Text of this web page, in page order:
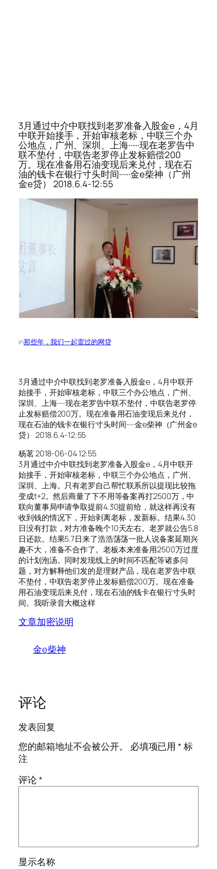
3月通过中介中联找到老罗准备入股金e，4月
中联开始接手，开始审核老标，中联三个办
公地点，广州、深圳、上海······现在老罗告中
联不垫付，中联告老罗停止发标赔偿200
万。现在准备用石油变现后来兑付，现在石
油的钱卡在银行寸头时间······金e柴神（广州
金e贷） 2018.6.4-12:55
in那些年，我们一起雷过的网贷
3月通过中介中联找到老罗准备入股金e，4月中联开
始接手，开始审核老标，中联三个办公地点，广州、
深圳、上海······现在老罗告中联不垫付，中联告老罗停
止发标赔偿200万。现在准备用石油变现后来兑付，
现在石油的钱卡在银行寸头时间······金e柴神（广州金e
贷） 2018.6.4-12:55
杨茗 2018-06-04 12:55
3月通过中介中联找到老罗准备入股金e，4月中联开
始接手，开始审核老标，中联三个办公地点，广州、
深圳、上海。只有老罗自己帮忙联系所以提现比较拖
变成t+2。然后商量了下不用等备案再打2500万，中
联向董事局申请争取提前4.30提前给，就这样再没有
收到钱的情况下，开始剥离老标，发新标。结果4.30
日没有打款，对方准备晚个10天左右。老罗就公告5.8
日还款。结果5.7日来了浩浩荡荡一批人说备案延期兴
趣不大，准备不合作了。老板本来准备用2500万过度
的计划泡汤。同时发现线上的时间不匹配等诸多问
题，对方解释他们发的是理财产品，现在老罗告中联
不垫付，中联告老罗停止发标赔偿200万。现在准备
用石油变现后来兑付，现在石油的钱卡在银行寸头时
间。我听录音大概这样
文章加密说明
金e柴神
评论
发表回复
您的邮箱地址不会被公开。
必填项已用*标
注
评论*
显示名称